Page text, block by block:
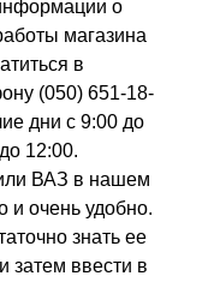
о
магазина
в
(050) 651-18-
дни с 9:00 до
12:00.
ВАЗ в нашем
и очень удобно.
знать ее
затем ввести в